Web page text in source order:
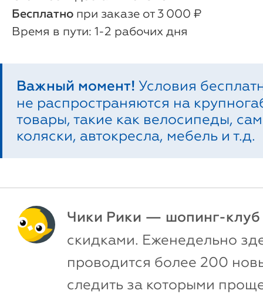
Бесплатно при заказе от 3 000 ₽
1-2 рабочих дня
Важный момент! Условия
не распространяются на
товары, такие как велосипеды,
коляски, автокресла, мебель и т.д.
Чики Рики — шопинг-клуб
скидками. Еженедельно
проводится более 200
следить за которыми